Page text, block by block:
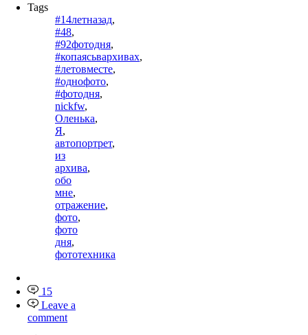
Tags
#14летназад,
#48,
#92фотодня,
#копаясьвархивах,
#летовместе,
#однофото,
#фотодня,
nickfw,
Оленька,
Я,
автопортрет,
из
архива,
обо
мне,
отражение,
фото,
фото
дня,
фототехника
15
Leave a
comment